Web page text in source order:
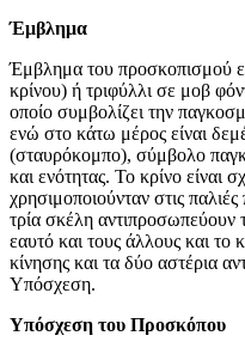
Έμβλημα
Έμβλημα του προσκοπισμού
κρίνου) ή τριφύλλι σε μοβ
οποίο συμβολίζει την
ενώ στο κάτω μέρος είναι
(σταυρόκομπο), σύμβολο
και ενότητας. Το κρίνο είναι
χρησιμοποιούνταν στις
τρία σκέλη
εαυτό και τους άλλους και το
κίνησης και τα δύο αστέρια
Υπόσχεση.
Υπόσχεση του Προσκόπου